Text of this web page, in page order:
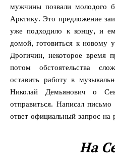
мужчины позвали молодого
Арктику. Это предложение
уже подходило к концу, и
домой, готовиться к новому
Дрогичин, некоторое время
потом обстоятельства
оставить работу в
Николай Демьянович о
отправиться. Написал
ответ официальный запрос на
На